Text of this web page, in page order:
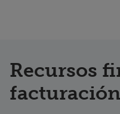
Recursos
facturación